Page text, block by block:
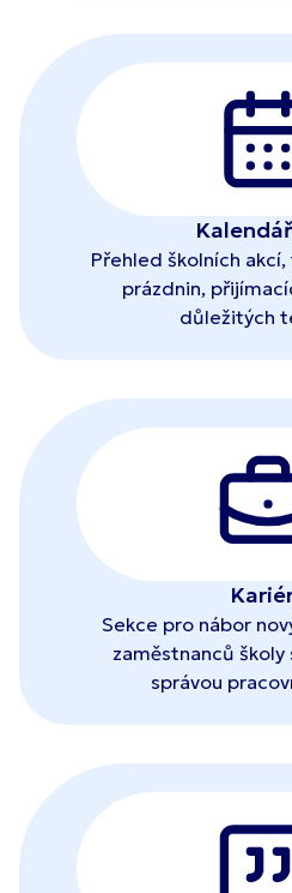
Přehled školních
prázdnin,
důležitých
Sekce pro nábor
zaměstnanců
správou